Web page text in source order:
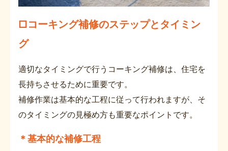
□コーキング補修のステップとタイミン
グ
適切なタイミングで行うコーキング補修は、住宅を
長持ちさせるために重要です。
補修作業は基本的な工程に従って行われますが、そ
のタイミングの見極め方も重要なポイントです。
＊基本的な補修工程